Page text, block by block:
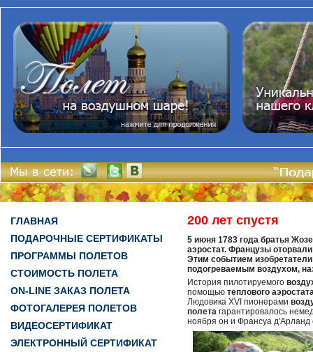
ГЛАВНАЯ
ПОДАРОЧНЫЕ СЕРТИФИКАТЫ
ПРОГРАММЫ ПОЛЕТОВ
СТОИМОСТЬ ПОЛЕТА
ON-LINE ЗАКАЗ ПОЛЕТА
ФОТОГАЛЕРЕЯ ПОЛЕТОВ
ВИДЕОСЕРТИФИКАТ
ЭЛЕКТРОННЫЙ СЕРТИФИКАТ
200 лет спустя
5 июня 1783 года братья
аэростат. Французы
Этим событием
подогреваемым воздухом,
История пилотируемого
помощью теплового
Людовика XVI пионерами
полета гарантировалось
ноября он и Франсуа